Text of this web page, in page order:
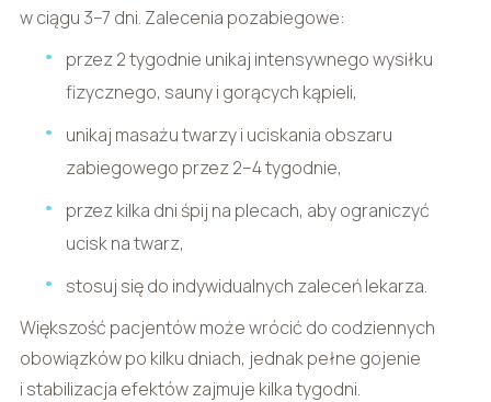
w ciągu 3–7 dni. Zalecenia pozabiegowe:
przez 2 tygodnie unikaj intensywnego wysiłku
fizycznego, sauny i gorących kąpieli,
unikaj masażu twarzy i uciskania obszaru
zabiegowego przez 2–4 tygodnie,
przez kilka dni śpij na plecach, aby ograniczyć
ucisk na twarz,
stosuj się do indywidualnych zaleceń lekarza.
Większość pacjentów może wrócić do codziennych
obowiązków po kilku dniach, jednak pełne gojenie
i stabilizacja efektów zajmuje kilka tygodni.